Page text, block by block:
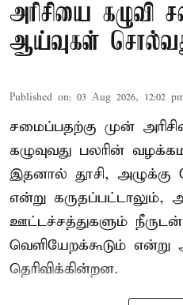
அரிசியை கழுவி
ஆய்வுகள்
Published on: 03 Aug 2026, 12:02
சமைப்பதற்கு முன்
கழுவுவது பலரின்
இதனால் தூசி,
என்று கருதப்பட்டாலும்,
ஊட்டச்சத்துகளும் நீருடன்
வெளியேறக்கூடும்
தெரிவிக்கின்றன.